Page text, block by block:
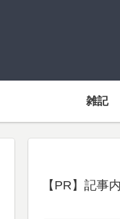
雑記
【PR】記事